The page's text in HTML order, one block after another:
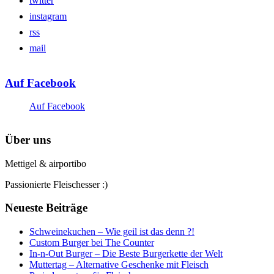
instagram
rss
mail
Auf Facebook
Auf Facebook
Über uns
Mettigel & airportibo
Passionierte Fleischesser :)
Neueste Beiträge
Schweinekuchen – Wie geil ist das denn ?!
Custom Burger bei The Counter
In-n-Out Burger – Die Beste Burgerkette der Welt
Muttertag – Alternative Geschenke mit Fleisch